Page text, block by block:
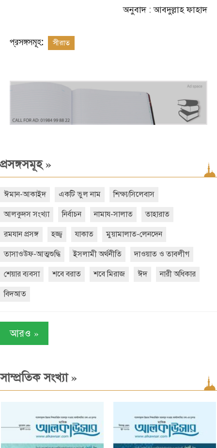
অনুবাদ : আবদুল্লাহ ফাহাদ
প্রসঙ্গসমূহ: সীরাত
প্রসঙ্গসমূহ»
ঈমান-আকাইদ একটি ভুল নাম শিক্ষা/সিলেবাস
আলকুদস সংখ্যা নির্বাচন নামায-সালাত তাহারাত
রমযান প্রসঙ্গ হজ্জ্ব যাকাত মুয়ামালাত-লেনদেন
তাসাওউফ-আত্মশুদ্ধি ইসলামী অর্থনীতি দাওয়াত ও তাবলীগ
শেয়ার ব্যবসা শবে বরাত শবে মিরাজ ঈদ নারী অধিকার
বিদআত
আরও »
সাম্প্রতিক সংখ্যা»